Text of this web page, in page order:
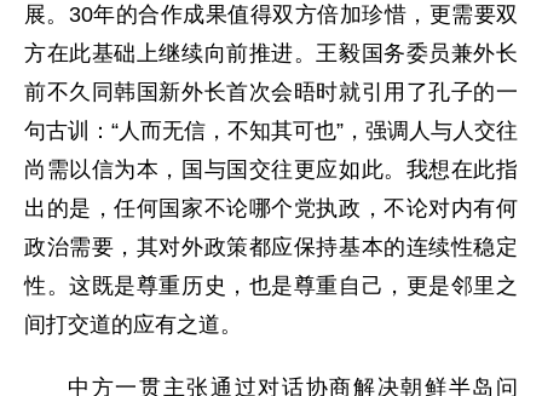
展。30年的合作成果值得双方倍加珍惜，更需要双
方在此基础上继续向前推进。王毅国务委员兼外长
前不久同韩国新外长首次会晤时就引用了孔子的一
句古训：“人而无信，不知其可也”，强调人与人交往
尚需以信为本，国与国交往更应如此。我想在此指
出的是，任何国家不论哪个党执政，不论对内有何
政治需要，其对外政策都应保持基本的连续性稳定
性。这既是尊重历史，也是尊重自己，更是邻里之
间打交道的应有之道。
中方一贯主张通过对话协商解决朝鲜半岛问